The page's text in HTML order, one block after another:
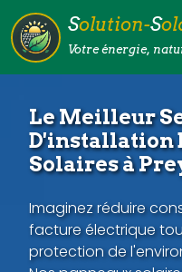
Solution-S
Votre énergie,
Le Meilleur
D'installation
Solaires à
Imaginez réduire
facture électrique
protection de